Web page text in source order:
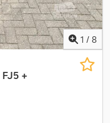
1 / 8
FJ5 +